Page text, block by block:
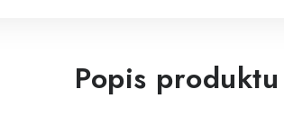
Popis produktu